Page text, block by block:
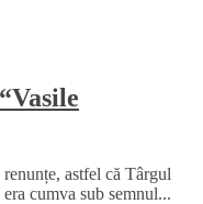
astfel că Târgul
cumva sub semnul...